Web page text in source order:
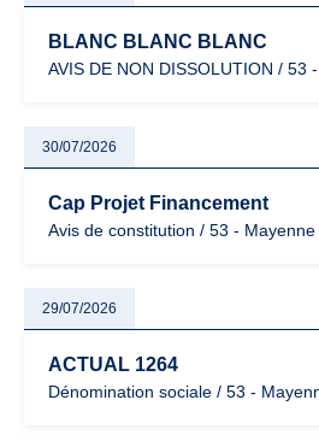
BLANC BLANC BLANC
AVIS DE NON DISSOLUTION / 53
30/07/2026
Cap Projet Financement
Avis de constitution / 53 - Mayenne
29/07/2026
ACTUAL 1264
Dénomination sociale / 53 -